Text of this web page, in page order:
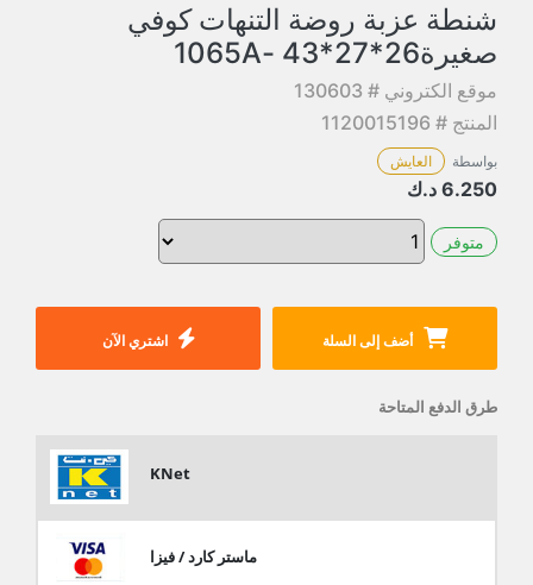
شنطة عزبة روضة التنهات كوفي
صغيرة26*27*43 -1065A
موقع الكتروني # 130603
المنتج # 1120015196
بواسطة العايش
6.250 د.ك
متوفر
أضف إلى السلة اشتري الآن
طرق الدفع المتاحة
KNet
ماستر كارد / فيزا